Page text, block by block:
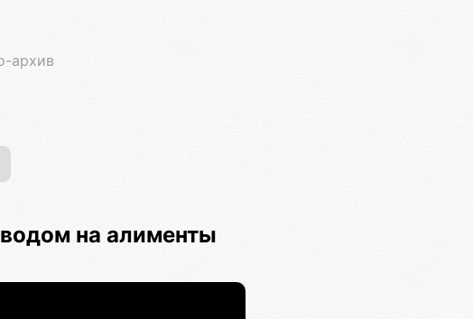
архив
на алименты